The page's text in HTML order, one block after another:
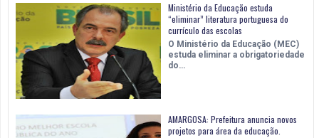
Ministério da Educação estuda
“eliminar” literatura portuguesa do
currículo das escolas
O Ministério da Educação (MEC)
estuda eliminar a obrigatoriedade
do…
AMARGOSA: Prefeitura anuncia novos
projetos para área da educação.